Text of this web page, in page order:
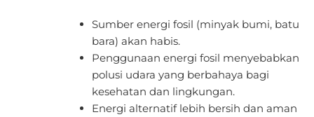
Sumber energi fosil (minyak bumi, batu
bara) akan habis.
Penggunaan energi fosil menyebabkan
polusi udara yang berbahaya bagi
kesehatan dan lingkungan.
Energi alternatif lebih bersih dan aman